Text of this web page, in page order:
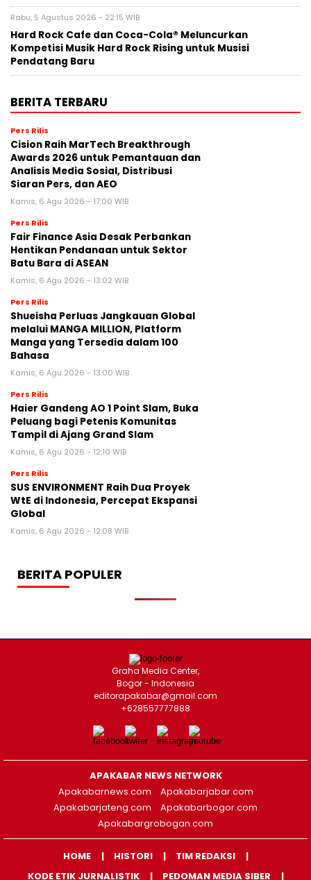
Rabu, 5 Agustus 2026 - 22:15 WIB
Hard Rock Cafe dan Coca-Cola® Meluncurkan
Kompetisi Musik Hard Rock Rising untuk Musisi
Pendatang Baru
BERITA TERBARU
Pers Rilis
Cision Raih MarTech Breakthrough
Awards 2026 untuk Pemantauan dan
Analisis Media Sosial, Distribusi
Siaran Pers, dan AEO
Kamis, 6 Agu 2026 - 17:00 WIB
Pers Rilis
Fair Finance Asia Desak Perbankan
Hentikan Pendanaan untuk Sektor
Batu Bara di ASEAN
Kamis, 6 Agu 2026 - 13:02 WIB
Pers Rilis
Shueisha Perluas Jangkauan Global
melalui MANGA MILLION, Platform
Manga yang Tersedia dalam 100
Bahasa
Kamis, 6 Agu 2026 - 13:00 WIB
Pers Rilis
Haier Gandeng AO 1 Point Slam, Buka
Peluang bagi Petenis Komunitas
Tampil di Ajang Grand Slam
Kamis, 6 Agu 2026 - 12:10 WIB
Pers Rilis
SUS ENVIRONMENT Raih Dua Proyek
WtE di Indonesia, Percepat Ekspansi
Global
Kamis, 6 Agu 2026 - 12:08 WIB
BERITA POPULER
Graha Media Center,
Bogor - Indonesia
editorapakabar@gmail.com
+628557777888
APAKABAR NEWS NETWORK
Apakabarnews.com
Apakabarjabar.com
Apakabarjateng.com
Apakabarbogor.com
Apakabargrobogan.com
HOME HISTORI
TIM REDAKSI
KODE ETIK JURNALISTIK
PEDOMAN MEDIA SIBER